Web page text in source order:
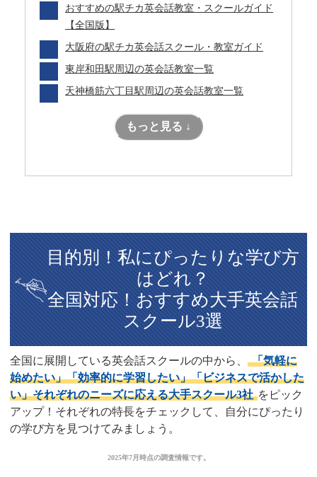
おすすめの駅チカ英会話教室・スクールガイド
【全国版】
大阪府の駅チカ英会話スクール・教室ガイド
東岸和田駅周辺の英会話教室一覧
天神橋筋六丁目駅周辺の英会話教室一覧
もっと見る ↓
目的別！私にぴったりな学び方
はどれ？
全国対応！おすすめ大手英会話
スクール3選
全国に展開している英会話スクールの中から、 「気軽に
始めたい」「効率的に学習したい」「ビジネスで活かした
い」それぞれのニーズに応える大手スクール3社 をピック
アップ！それぞれの特長をチェックして、自分にぴったり
の学び方を見つけてみましょう。
2025年7月時点の調査情報です。